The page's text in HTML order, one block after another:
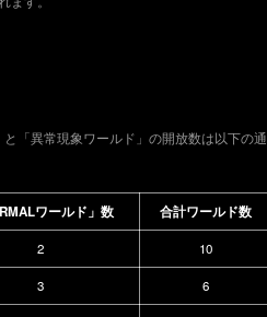
「異常現象ワールド」の開放数は以下の通
ワールド」数 合計ワールド数
2 10
3 6